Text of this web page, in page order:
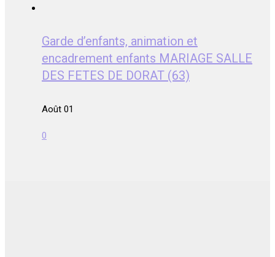
Garde d’enfants, animation et
encadrement enfants MARIAGE SALLE
DES FETES DE DORAT (63)
Août 01
0